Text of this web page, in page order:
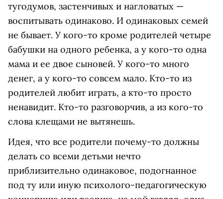
тугодумов, застенчивых и нагловатых —
воспитывать одинаково. И одинаковых семей
не бывает. У кого-то кроме родителей четыре
бабушки на одного ребенка, а у кого-то одна
мама и ее двое сыновей. У кого-то много
денег, а у кого-то совсем мало. Кто-то из
родителей любит играть, а кто-то просто
ненавидит. Кто-то разговорчив, а из кого-то
слова клещами не вытянешь.
Идея, что все родители почему-то должны
делать со всеми детьми нечто
приблизительно одинаковое, подогнанное
под ту или иную психолого-педагогическую